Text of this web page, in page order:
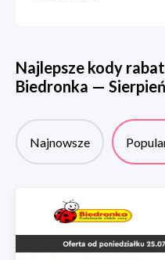
Najlepsze kody
Biedronka — Sierpień
Najnowsze